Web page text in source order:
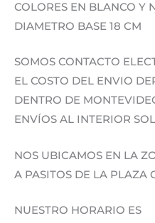
COLORES EN BLANCO Y
DIAMETRO BASE 18 CM
SOMOS CONTACTO
EL COSTO DEL ENVIO
DENTRO DE
ENVÍOS AL INTERIOR
NOS UBICAMOS EN LA
A PASITOS DE LA PLAZA
NUESTRO HORARIO ES